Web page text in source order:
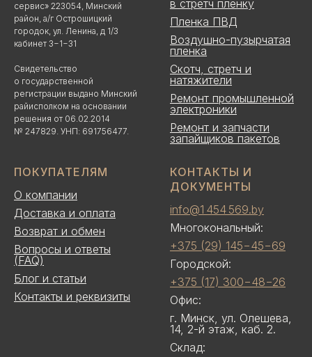
сервис» 223054, Минский
район, а/г Острошицкий
городок, ул. Ленина, д 1/3
кабинет 3−1−31
Свидетельство
о государственной
регистрации выдано Минский
райисполком на основании
решения от 06.02.2014
№ 247829. УНП: 691756477.
в стретч пленку
Пленка ПВД
Воздушно-пузырчатая
пленка
Скотч, стретч и
натяжители
Ремонт промышленной
электроники
Ремонт и запчасти
запайщиков пакетов
ПОКУПАТЕЛЯМ
О компании
Доставка и оплата
Возврат и обмен
Вопросы и ответы
(FAQ)
Блог и статьи
Контакты и реквизиты
КОНТАКТЫ И
ДОКУМЕНТЫ
info@1 454 569.by
Многокональный:
+375 (29) 145−45−69
Городской:
+375 (17) 300−48−26
Офис:
г. Минск, ул. Олешева,
14, 2-й этаж, каб. 2.
Склад: